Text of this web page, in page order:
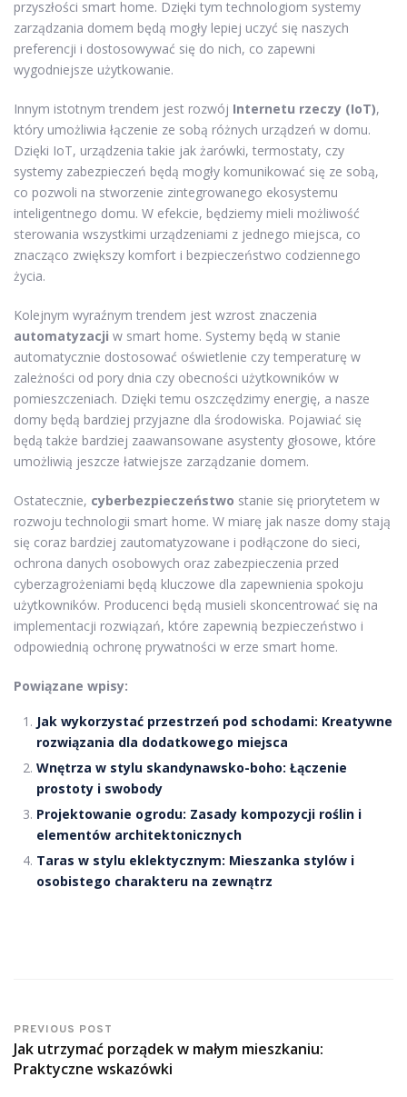
przyszłości smart home. Dzięki tym technologiom systemy
zarządzania domem będą mogły lepiej uczyć się naszych
preferencji i dostosowywać się do nich, co zapewni
wygodniejsze użytkowanie.
Innym istotnym trendem jest rozwój Internetu rzeczy (IoT),
który umożliwia łączenie ze sobą różnych urządzeń w domu.
Dzięki IoT, urządzenia takie jak żarówki, termostaty, czy
systemy zabezpieczeń będą mogły komunikować się ze sobą,
co pozwoli na stworzenie zintegrowanego ekosystemu
inteligentnego domu. W efekcie, będziemy mieli możliwość
sterowania wszystkimi urządzeniami z jednego miejsca, co
znacząco zwiększy komfort i bezpieczeństwo codziennego
życia.
Kolejnym wyraźnym trendem jest wzrost znaczenia
automatyzacji w smart home. Systemy będą w stanie
automatycznie dostosować oświetlenie czy temperaturę w
zależności od pory dnia czy obecności użytkowników w
pomieszczeniach. Dzięki temu oszczędzimy energię, a nasze
domy będą bardziej przyjazne dla środowiska. Pojawiać się
będą także bardziej zaawansowane asystenty głosowe, które
umożliwią jeszcze łatwiejsze zarządzanie domem.
Ostatecznie, cyberbezpieczeństwo stanie się priorytetem w
rozwoju technologii smart home. W miarę jak nasze domy stają
się coraz bardziej zautomatyzowane i podłączone do sieci,
ochrona danych osobowych oraz zabezpieczenia przed
cyberzagrożeniami będą kluczowe dla zapewnienia spokoju
użytkowników. Producenci będą musieli skoncentrować się na
implementacji rozwiązań, które zapewnią bezpieczeństwo i
odpowiednią ochronę prywatności w erze smart home.
Powiązane wpisy:
Jak wykorzystać przestrzeń pod schodami: Kreatywne
rozwiązania dla dodatkowego miejsca
Wnętrza w stylu skandynawsko-boho: Łączenie
prostoty i swobody
Projektowanie ogrodu: Zasady kompozycji roślin i
elementów architektonicznych
Taras w stylu eklektycznym: Mieszanka stylów i
osobistego charakteru na zewnątrz
PREVIOUS POST
Jak utrzymać porządek w małym mieszkaniu:
Praktyczne wskazówki